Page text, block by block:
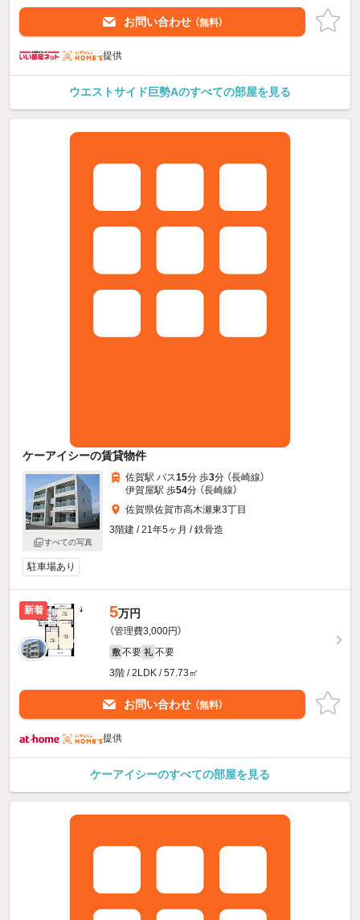
お問い合わせ （無料）
提供
ウエストサイド巨勢Aのすべての部屋を見る
ケーアイシーの賃貸物件
すべての写真
佐賀駅 バス15分 歩3分 （長崎線）
伊賀屋駅 歩54分 （長崎線）
佐賀県佐賀市高木瀬東3丁目
3階建 / 21年5ヶ月 / 鉄骨造
駐車場あり
新着 5万円
（管理費3,000円）
敷 不要 礼 不要
3階 / 2LDK / 57.73㎡
お問い合わせ （無料）
提供
ケーアイシーのすべての部屋を見る